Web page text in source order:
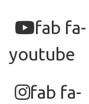
fab fa-
youtube
fab fa-